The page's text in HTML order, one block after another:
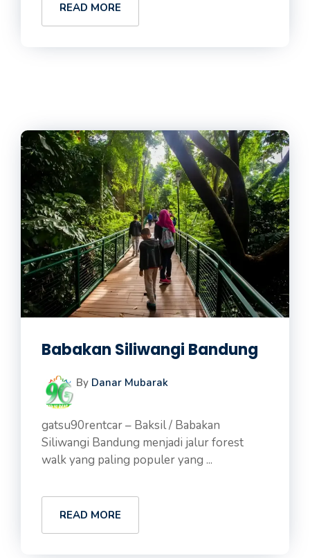
READ MORE
Babakan Siliwangi Bandung
By Danar Mubarak
gatsu90rentcar – Baksil / Babakan
Siliwangi Bandung menjadi jalur forest
walk yang paling populer yang ...
READ MORE